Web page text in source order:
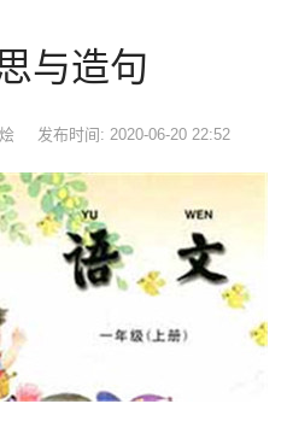
与造句
发布时间: 2020-06-20 22:52